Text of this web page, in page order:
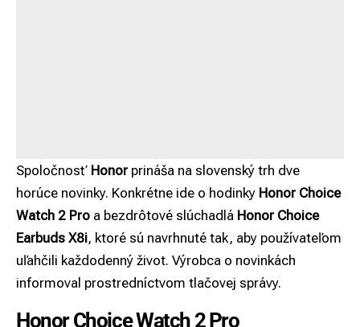
Spoločnosť Honor prináša na slovenský trh dve
horúce novinky. Konkrétne ide o hodinky Honor Choice
Watch 2 Pro a bezdrôtové slúchadlá Honor Choice
Earbuds X8i, ktoré sú navrhnuté tak, aby používateľom
uľahčili každodenný život. Výrobca o novinkách
informoval prostredníctvom tlačovej správy.
Honor Choice Watch 2 Pro